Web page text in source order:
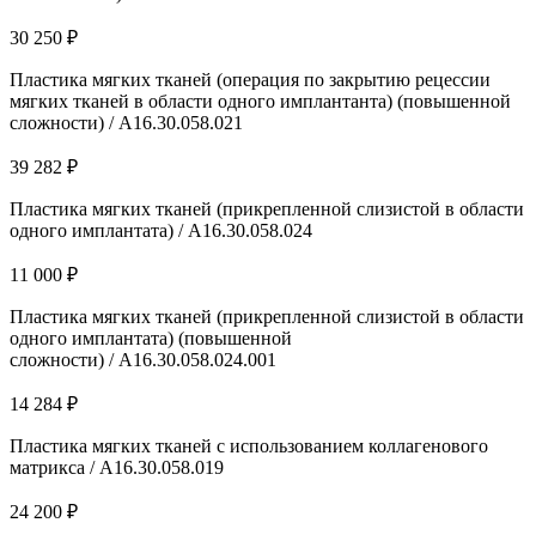
30 250 ₽
Пластика мягких тканей (операция по закрытию рецессии
мягких тканей в области одного имплантанта) (повышенной
сложности) / A16.30.058.021
39 282 ₽
Пластика мягких тканей (прикрепленной слизистой в области
одного имплантата) / A16.30.058.024
11 000 ₽
Пластика мягких тканей (прикрепленной слизистой в области
одного имплантата) (повышенной
сложности) / A16.30.058.024.001
14 284 ₽
Пластика мягких тканей с использованием коллагенового
матрикса / А16.30.058.019
24 200 ₽